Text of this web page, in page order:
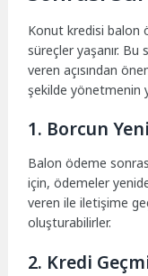
Konut kredisi balon
süreçler yaşanır.
veren açısından
şekilde yönetmenin
1. Borcun
Balon ödeme
için, ödemeler
veren ile iletişime
oluşturabilirler.
2. Kredi